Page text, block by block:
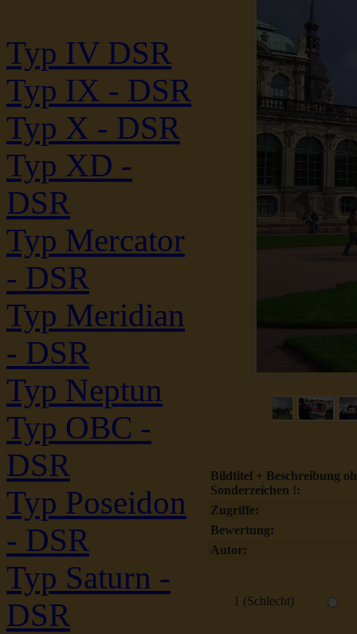
Typ IV DSR
Typ IX - DSR
Typ X - DSR
Typ XD -
DSR
Typ Mercator
- DSR
Typ Meridian
- DSR
Typ Neptun
Typ OBC -
DSR
Typ Poseidon
- DSR
Typ Saturn -
DSR
Bildtitel + Beschreibung
Sonderzeichen !:
Zugriffe:
Bewertung:
Autor:
1 (Schlecht)